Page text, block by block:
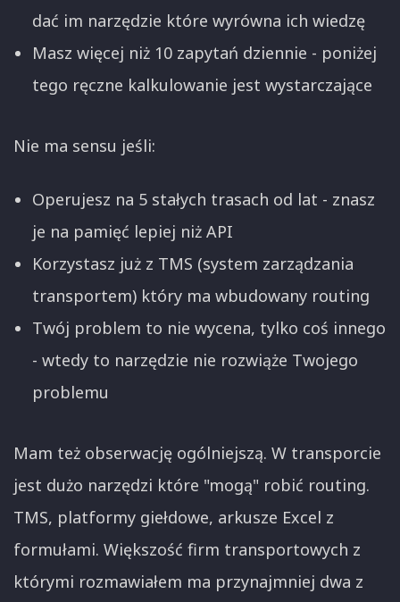
dać im narzędzie które wyrówna ich wiedzę
Masz więcej niż 10 zapytań dziennie - poniżej
tego ręczne kalkulowanie jest wystarczające
Nie ma sensu jeśli:
Operujesz na 5 stałych trasach od lat - znasz
je na pamięć lepiej niż API
Korzystasz już z TMS (system zarządzania
transportem) który ma wbudowany routing
Twój problem to nie wycena, tylko coś innego
- wtedy to narzędzie nie rozwiąże Twojego
problemu
Mam też obserwację ogólniejszą. W transporcie
jest dużo narzędzi które "mogą" robić routing.
TMS, platformy giełdowe, arkusze Excel z
formułami. Większość firm transportowych z
którymi rozmawiałem ma przynajmniej dwa z